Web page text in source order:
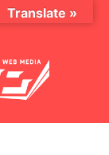
Translate »